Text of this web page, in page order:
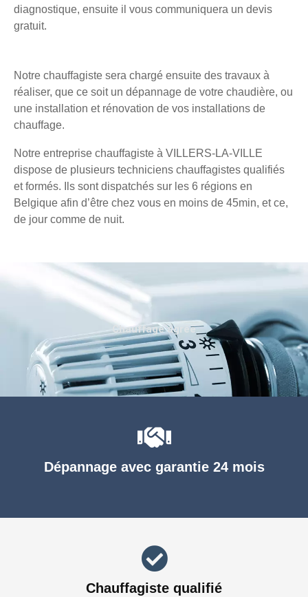
diagnostique, ensuite il vous communiquera un devis
gratuit.
Notre chauffagiste sera chargé ensuite des travaux à
réaliser, que ce soit un dépannage de votre chaudière, ou
une installation et rénovation de vos installations de
chauffage.
Notre entreprise chauffagiste à VILLERS-LA-VILLE
dispose de plusieurs techniciens chauffagistes qualifiés
et formés. Ils sont dispatchés sur les 6 régions en
Belgique afin d’être chez vous en moins de 45min, et ce,
de jour comme de nuit.
Dépannage avec garantie 24 mois
Chauffagiste qualifié
Chauffage agréé